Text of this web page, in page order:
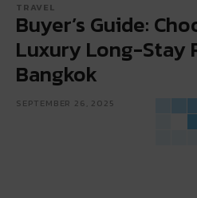
TRAVEL
Buyer’s Guide:
Luxury Long-Stay
Bangkok
SEPTEMBER 26, 2025